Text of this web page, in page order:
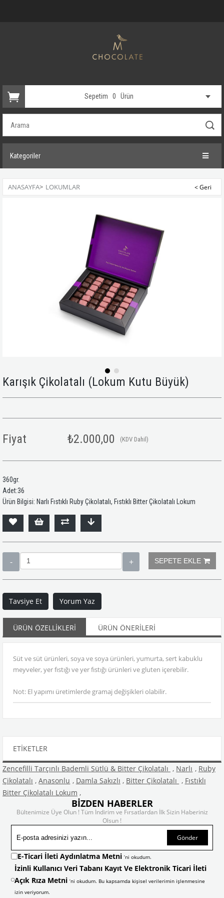
Sepetim 0 Ürün
Kategoriler
ANASAYFA> LOKUMLAR
Karışık Çikolatalı (Lokum Kutu Büyük)
Fiyat ₺2.000,00 (KDV Dahil)
360gr.
Adet:36
Ürün Bilgisi: Narlı Fıstıklı Ruby Çikolatalı, Fıstıklı Bitter Çikolatalı Lokum
Tavsiye Et Yorum Yaz
ÜRÜN ÖZELLIKLERI ÜRÜN ÖNERILERI
Süt ve süt ürünleri, soya ve soya ürünleri, yumurta, sert kabuklu
meyveler, yer fıstığı ve yer fıstığı ürünleri ve gluten içerebilir.
Not: El yapımı üretimlerde gramaj değişikleri olabilir.
ETIKETLER
Zencefilli Tarçınlı Bademli Sütlü & Bitter Çikolatalı , Narlı , Ruby
Çikolatalı , Anasonlu , Damla Sakızlı , Bitter Çikolatalı , Fıstıklı
Bitter Çikolatalı Lokum ,
BİZDEN HABERLER
Bültenimize Üye Olun ! Tüm İndirim ve Fırsatlardan İlk Sizin Haberiniz
Olsun !
Gönder
E-Ticari İleti Aydınlatma Metni’ni okudum.
İzinli Kullanıcı Veri Tabanı Kayıt Ve Elektronik Ticari İleti
Açık Rıza Metni ’ni okudum. Bu kapsamda kişisel verilerimin işlenmesine
izin veriyorum.